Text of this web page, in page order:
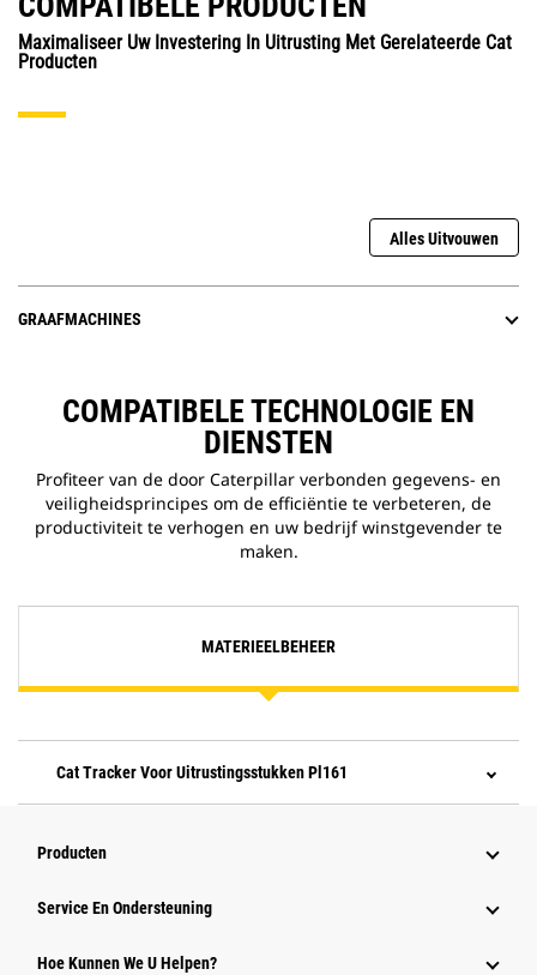
Maximaliseer Uw Investering In Uitrusting Met Gerelateerde Cat
Producten
Alles Uitvouwen
GRAAFMACHINES
COMPATIBELE TECHNOLOGIE EN
DIENSTEN
Profiteer van de door Caterpillar verbonden gegevens- en
veiligheidsprincipes om de efficiëntie te verbeteren, de
productiviteit te verhogen en uw bedrijf winstgevender te
maken.
MATERIEELBEHEER
Cat Tracker Voor Uitrustingsstukken Pl161
Producten
Service En Ondersteuning
Hoe Kunnen We U Helpen?